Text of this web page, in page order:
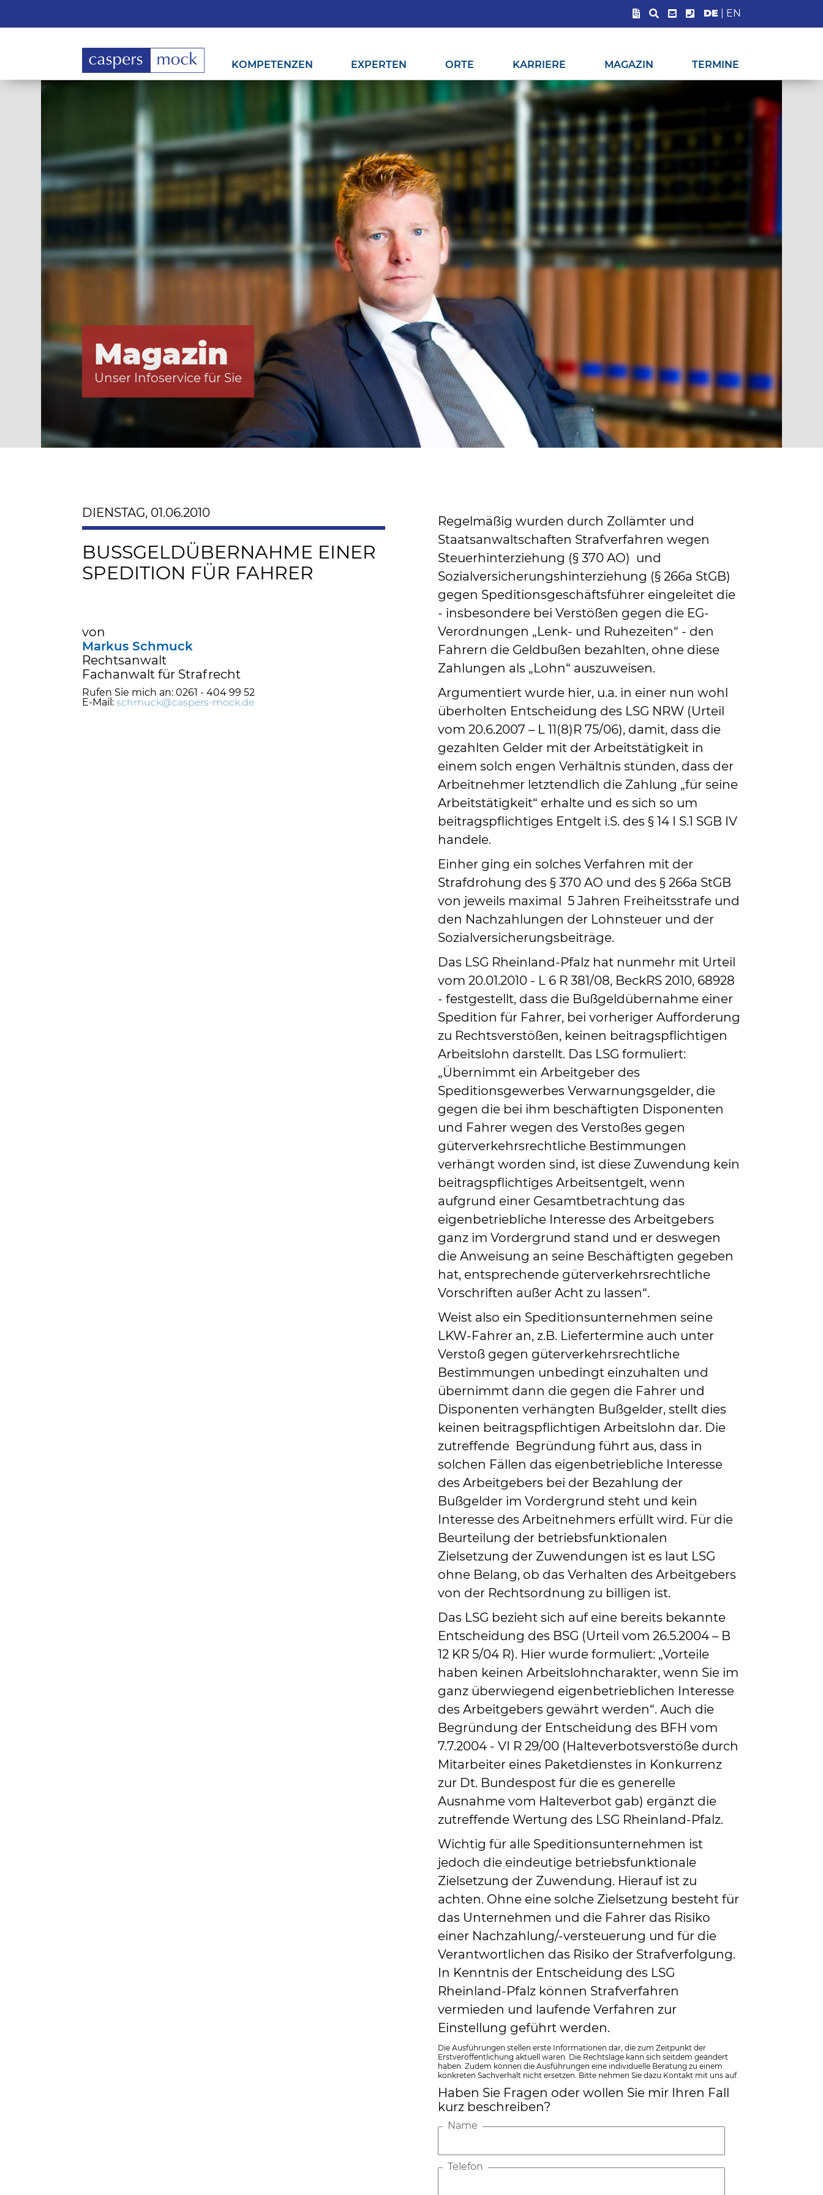
DE| EN
KOMPETENZEN EXPERTEN ORTE KARRIERE MAGAZIN TERMINE
Magazin
Unser Infoservice für Sie
DIENSTAG, 01.06.2010
BUSSGELDÜBERNAHME EINER S
PEDITION FÜR FAHRER
von
Markus Schmuck
Rechtsanwalt
Fachanwalt für Strafrecht
Rufen Sie mich an: 0261 - 404 99 52
E-Mail:schmuck@caspers-mock.de
Regelmäßig wurden durch Zollämter und
Staatsanwaltschaften Strafverfahren wegen
Steuerhinterziehung (§ 370 AO) und
Sozialversicherungshinterziehung (§ 266a StGB)
gegen Speditionsgeschäftsführer eingeleitet die
- insbesondere bei Verstößen gegen die EG-
Verordnungen „Lenk- und Ruhezeiten“ - den
Fahrern die Geldbußen bezahlten, ohne diese
Zahlungen als „Lohn“ auszuweisen.
Argumentiert wurde hier, u.a. in einer nun wohl
überholten Entscheidung des LSG NRW (Urteil
vom 20.6.2007 – L 11(8)R 75/06), damit, dass die
gezahlten Gelder mit der Arbeitstätigkeit in
einem solch engen Verhältnis stünden, dass der
Arbeitnehmer letztendlich die Zahlung „für seine
Arbeitstätigkeit“ erhalte und es sich so um
beitragspflichtiges Entgelt i.S. des § 14 I S.1 SGB IV
handele.
Einher ging ein solches Verfahren mit der
Strafdrohung des § 370 AO und des § 266a StGB
von jeweils maximal 5 Jahren Freiheitsstrafe und
den Nachzahlungen der Lohnsteuer und der
Sozialversicherungsbeiträge.
Das LSG Rheinland-Pfalz hat nunmehr mit Urteil
vom 20.01.2010 - L 6 R 381/08, BeckRS 2010, 68928
- festgestellt, dass die Bußgeldübernahme einer
Spedition für Fahrer, bei vorheriger Aufforderung
zu Rechtsverstößen, keinen beitragspflichtigen
Arbeitslohn darstellt. Das LSG formuliert:
„Übernimmt ein Arbeitgeber des
Speditionsgewerbes Verwarnungsgelder, die
gegen die bei ihm beschäftigten Disponenten
und Fahrer wegen des Verstoßes gegen
güterverkehrsrechtliche Bestimmungen
verhängt worden sind, ist diese Zuwendung kein
beitragspflichtiges Arbeitsentgelt, wenn
aufgrund einer Gesamtbetrachtung das
eigenbetriebliche Interesse des Arbeitgebers
ganz im Vordergrund stand und er deswegen
die Anweisung an seine Beschäftigten gegeben
hat, entsprechende güterverkehrsrechtliche
Vorschriften außer Acht zu lassen“.
Weist also ein Speditionsunternehmen seine
LKW-Fahrer an, z.B. Liefertermine auch unter
Verstoß gegen güterverkehrsrechtliche
Bestimmungen unbedingt einzuhalten und
übernimmt dann die gegen die Fahrer und
Disponenten verhängten Bußgelder, stellt dies
keinen beitragspflichtigen Arbeitslohn dar. Die
zutreffende Begründung führt aus, dass in
solchen Fällen das eigenbetriebliche Interesse
des Arbeitgebers bei der Bezahlung der
Bußgelder im Vordergrund steht und kein
Interesse des Arbeitnehmers erfüllt wird. Für die
Beurteilung der betriebsfunktionalen
Zielsetzung der Zuwendungen ist es laut LSG
ohne Belang, ob das Verhalten des Arbeitgebers
von der Rechtsordnung zu billigen ist.
Das LSG bezieht sich auf eine bereits bekannte
Entscheidung des BSG (Urteil vom 26.5.2004 – B
12 KR 5/04 R). Hier wurde formuliert: „Vorteile
haben keinen Arbeitslohncharakter, wenn Sie im
ganz überwiegend eigenbetrieblichen Interesse
des Arbeitgebers gewährt werden“. Auch die
Begründung der Entscheidung des BFH vom
7.7.2004 - VI R 29/00 (Halteverbotsverstöße durch
Mitarbeiter eines Paketdienstes in Konkurrenz
zur Dt. Bundespost für die es generelle
Ausnahme vom Halteverbot gab) ergänzt die
zutreffende Wertung des LSG Rheinland-Pfalz.
Wichtig für alle Speditionsunternehmen ist
jedoch die eindeutige betriebsfunktionale
Zielsetzung der Zuwendung. Hierauf ist zu
achten. Ohne eine solche Zielsetzung besteht für
das Unternehmen und die Fahrer das Risiko
einer Nachzahlung/-versteuerung und für die
Verantwortlichen das Risiko der Strafverfolgung.
In Kenntnis der Entscheidung des LSG
Rheinland-Pfalz können Strafverfahren
vermieden und laufende Verfahren zur
Einstellung geführt werden.
Die Ausführungen stellen erste Informationen dar, die zum Zeitpunkt der
Erstveröffentlichung aktuell waren. Die Rechtslage kann sich seitdem geändert
haben. Zudem können die Ausführungen eine individuelle Beratung zu einem
konkreten Sachverhalt nicht ersetzen. Bitte nehmen Sie dazu Kontakt mit uns auf.
Haben Sie Fragen oder wollen Sie mir Ihren Fall
kurz beschreiben?
Name
Telefon